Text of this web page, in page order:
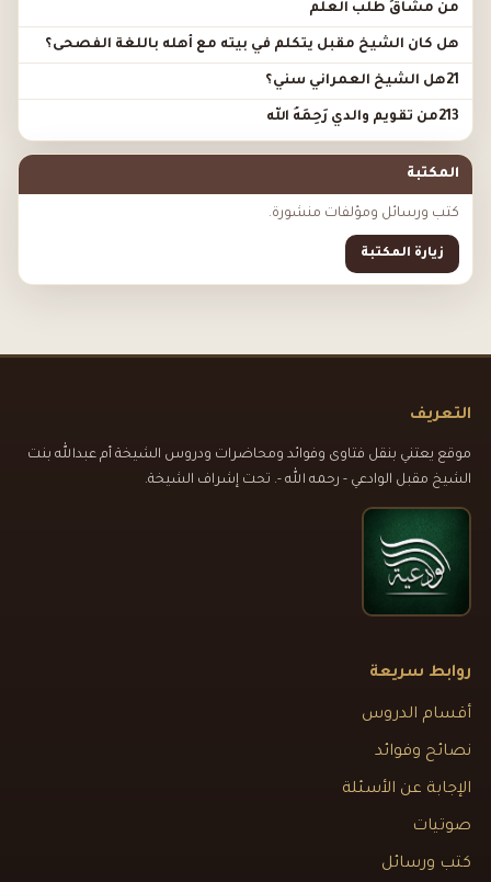
من مشاقِّ طلب العلم
هل كان الشيخ مقبل يتكلم في بيته مع أهله باللغة الفصحى؟
21هل الشيخ العمراني سني؟
213من تقويم والدي رَحِمَهُ الله
المكتبة
كتب ورسائل ومؤلفات منشورة.
زيارة المكتبة
التعريف
موقع يعتني بنقل فتاوى وفوائد ومحاضرات ودروس الشيخة أم عبدالله بنت
الشيخ مقبل الوادعي - رحمه الله -. تحت إشراف الشيخة.
روابط سريعة
أقسام الدروس
نصائح وفوائد
الإجابة عن الأسئلة
صوتيات
كتب ورسائل